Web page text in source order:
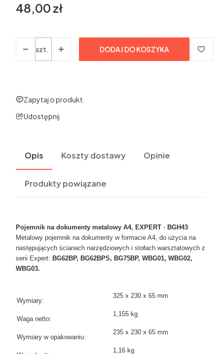
Cena
48,00 zł
bez VAT
szt.
DODAJ DO KOSZYKA
Zapytaj o produkt
Udostępnij
Opis Koszty dostawy Opinie
Produkty powiązane
Pojemnik na dokumenty metalowy A4, EXPERT - BGH43
Metalowy pojemnik na dokumenty w formacie A4, do użycia na
następujących ścianach narzędziowych i stołach warsztatowych z
serii Expert: BG62BP, BG62BPS, BG75BP, WBG01, WBG02,
WBG03.
Wymiary:
Waga netto:
Wymiary w opakowaniu:
325 x 230 x 65 mm
1,155 kg
235 x 230 x 65 mm
1,16 kg